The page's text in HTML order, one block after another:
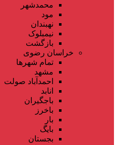
محمدشهر
مود
نهبندان
نیمبلوک
بازگشت
خراسان رضوی
تمام شهر‌ها
مشهد
احمدآباد صولت
انابد
باجگیران
باخرز
بار
بایگ
بجستان